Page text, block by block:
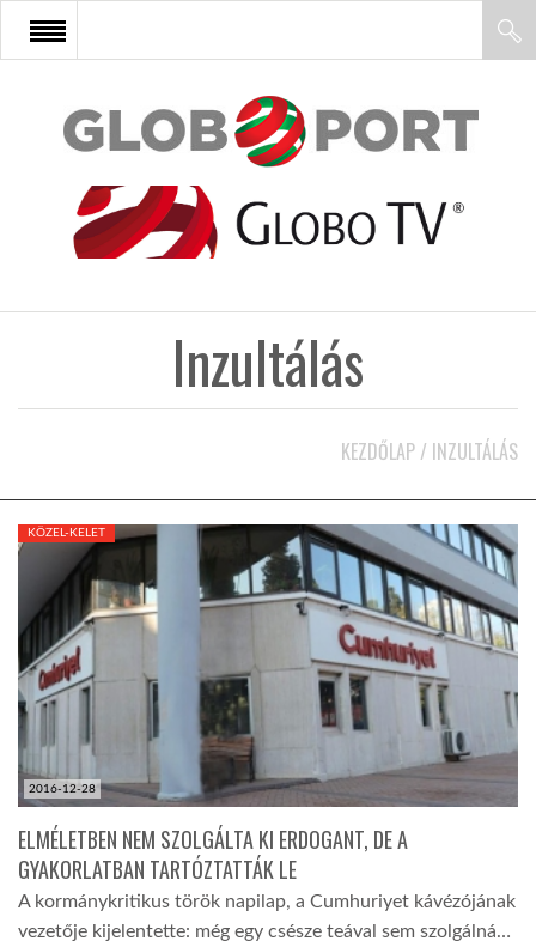
FŐOLDAL
AFRIKA
KÖZEL-KELET
AUSZTRÁLIA
A VILÁG ITTHON
Inzultálás
KEZDŐLAP / INZULTÁLÁS
2016-12-28
KÖZEL-KELET
ELMÉLETBEN NEM SZOLGÁLTA KI ERDOGANT, DE A
GYAKORLATBAN TARTÓZTATTÁK LE
A kormánykritikus török napilap, a Cumhuriyet kávézójának
vezetője kijelentette: még egy csésze teával sem szolgálná…